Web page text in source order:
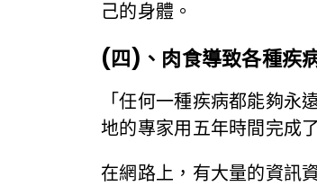
己的身體。
(四)、肉食導致各種疾
「任何一種疾病都能夠
地的專家用五年時間完成
在網路上，有大量的資訊